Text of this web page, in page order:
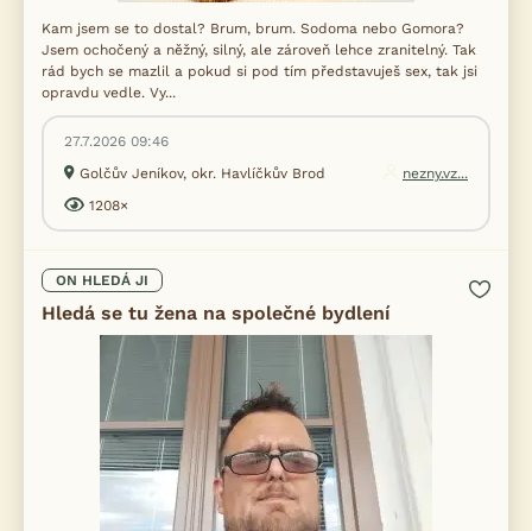
Kam jsem se to dostal? Brum, brum. Sodoma nebo Gomora?
Jsem ochočený a něžný, silný, ale zároveň lehce zranitelný. Tak
rád bych se mazlil a pokud si pod tím představuješ sex, tak jsi
opravdu vedle. Vy...
27.7.2026 09:46
Golčův Jeníkov, okr. Havlíčkův Brod
nezny.vz...
1208×
ON HLEDÁ JI
Hledá se tu žena na společné bydlení